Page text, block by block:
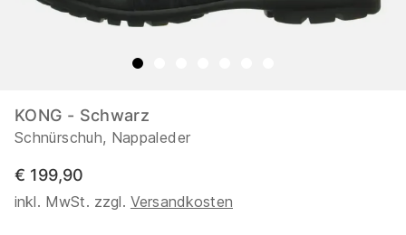
KONG - Schwarz
Schnürschuh, Nappaleder
€ 199,90
inkl. MwSt. zzgl. Versandkosten